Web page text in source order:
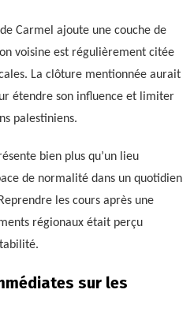
Carmel ajoute une couche de
voisine est régulièrement citée
La clôture mentionnée aurait
étendre son influence et limiter
palestiniens.
bien plus qu’un lieu
de normalité dans un quotidien
les cours après une
régionaux était perçu
sur les